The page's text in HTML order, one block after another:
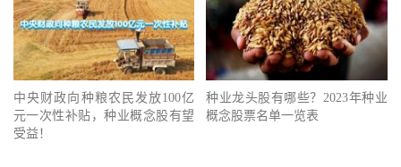
中央财政向种粮农民发放100亿
元一次性补贴，种业概念股有望
受益！
种业龙头股有哪些？2023年种业
概念股票名单一览表